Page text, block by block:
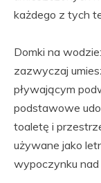
każdego z tych
Domki na
zazwyczaj
pływającym
podstawowe
toaletę i
używane jako
wypoczynku